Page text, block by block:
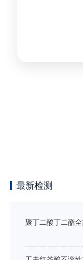
最新检测
聚丁二酸丁二酯